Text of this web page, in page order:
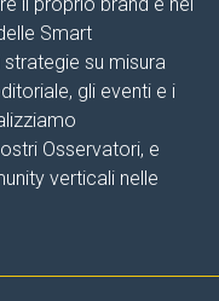
Smart
su misura
gli eventi e i
Osservatori, e
verticali nelle